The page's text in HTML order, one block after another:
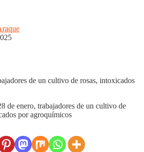
de enero, trabajadores de un cultivo de
por agroquímicos